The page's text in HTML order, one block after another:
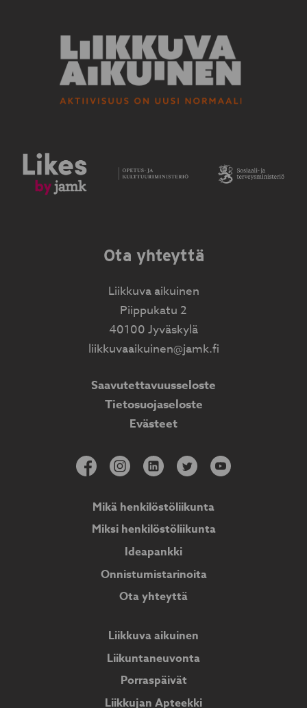
Ota yhteyttä
Liikkuva aikuinen
Piippukatu 2
40100 Jyväskylä
liikkuvaaikuinen@jamk.fi
Saavutettavuusseloste
Tietosuojaseloste
Evästeet
Mikä henkilöstöliikunta
Miksi henkilöstöliikunta
Ideapankki
Onnistumistarinoita
Ota yhteyttä
Liikkuva aikuinen
Liikuntaneuvonta
Porraspäivät
Liikkujan Apteekki